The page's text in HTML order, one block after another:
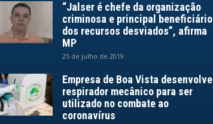
“Jalser é chefe da organização
criminosa e principal beneficiário
dos recursos desviados”, afirma
MP
25 de julho de 2019
Empresa de Boa Vista desenvolve
respirador mecânico para ser
utilizado no combate ao
coronavírus